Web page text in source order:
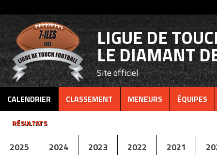
LIGUE DE
LE DIAMANT
Site officiel
CALENDRIER CLASSEMENT MENEURS ÉQUIPES
RÉSULTATS
2025 2024 2023 2022 2021